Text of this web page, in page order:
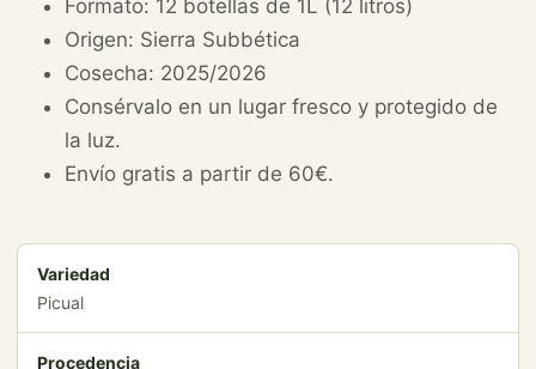
Formato: 12 botellas de 1L (12 litros)
Origen: Sierra Subbética
Cosecha: 2025/2026
Consérvalo en un lugar fresco y protegido de
la luz.
Envío gratis a partir de 60€.
Variedad
Picual
Procedencia